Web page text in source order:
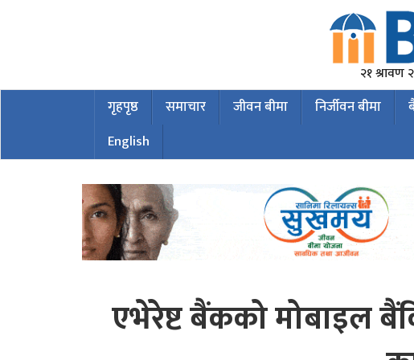
२१ श्रावण
गृहपृष्ठ समाचार जीवन बीमा निर्जीवन बीमा
English
एभेरेष्ट बैंकको मोबाइल